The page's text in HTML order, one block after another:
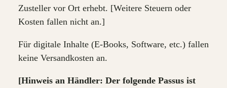
Zusteller vor Ort erhebt. [Weitere Steuern oder
Kosten fallen nicht an.]
Für digitale Inhalte (E-Books, Software, etc.) fallen
keine Versandkosten an.
[Hinweis an Händler: Der folgende Passus ist